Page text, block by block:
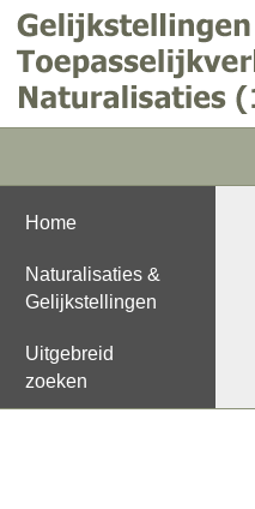
Home
Naturalisaties &
Gelijkstellingen
Uitgebreid
zoeken